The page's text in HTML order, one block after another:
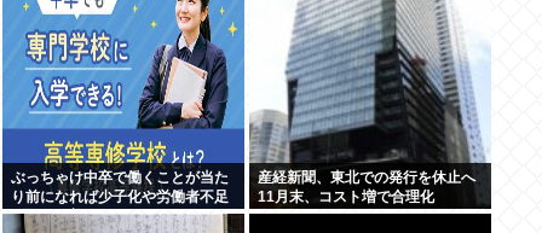
ぶっちゃけ中卒で働くことが当た
り前になれば少子化や労働者不足
問題は改善するよな
産経新聞、東北での発行を休止へ
11月末、コスト増で合理化